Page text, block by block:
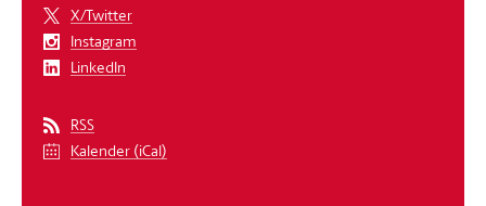
X/Twitter
Instagram
LinkedIn
RSS
Kalender (iCal)